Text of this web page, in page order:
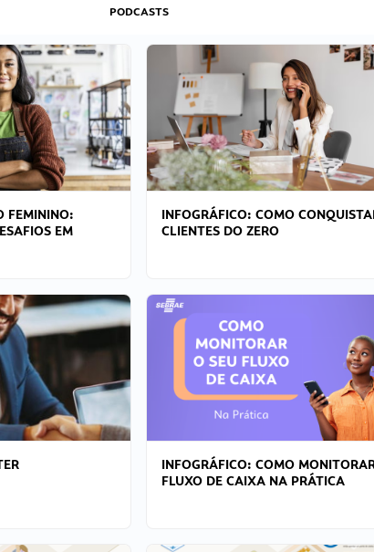
PODCASTS
FEMININO:
EM
INFOGRÁFICO: COMO
CLIENTES DO ZERO
INFOGRÁFICO: COMO
FLUXO DE CAIXA NA PRÁTICA